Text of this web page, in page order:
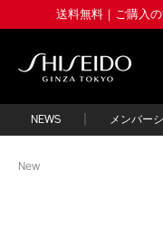
content
送料無料｜ご購入
NEWS メンバー
New
IMAGE